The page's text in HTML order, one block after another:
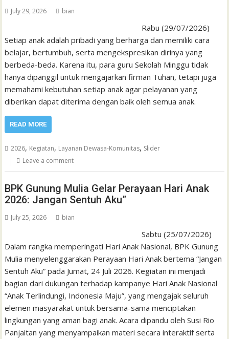
July 29, 2026 bian
Rabu (29/07/2026)
Setiap anak adalah pribadi yang berharga dan memiliki cara
belajar, bertumbuh, serta mengekspresikan dirinya yang
berbeda-beda. Karena itu, para guru Sekolah Minggu tidak
hanya dipanggil untuk mengajarkan firman Tuhan, tetapi juga
memahami kebutuhan setiap anak agar pelayanan yang
diberikan dapat diterima dengan baik oleh semua anak.
READ MORE
2026, Kegiatan, Layanan Dewasa-Komunitas, Slider
Leave a comment
BPK Gunung Mulia Gelar Perayaan Hari Anak
2026: Jangan Sentuh Aku”
July 25, 2026 bian
Sabtu (25/07/2026)
Dalam rangka memperingati Hari Anak Nasional, BPK Gunung
Mulia menyelenggarakan Perayaan Hari Anak bertema “Jangan
Sentuh Aku” pada Jumat, 24 Juli 2026. Kegiatan ini menjadi
bagian dari dukungan terhadap kampanye Hari Anak Nasional
“Anak Terlindungi, Indonesia Maju”, yang mengajak seluruh
elemen masyarakat untuk bersama-sama menciptakan
lingkungan yang aman bagi anak. Acara dipandu oleh Susi Rio
Panjaitan yang menyampaikan materi secara interaktif serta